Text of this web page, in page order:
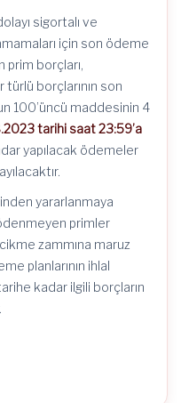
sigortalı ve
için son ödeme
prim borçları,
türlü borçlarının son
100’üncü maddesinin 4
tarihi saat 23:59’a
yapılacak ödemeler
yararlanmaya
primler
zammına maruz
planlarının ihlal
kadar ilgili borçların